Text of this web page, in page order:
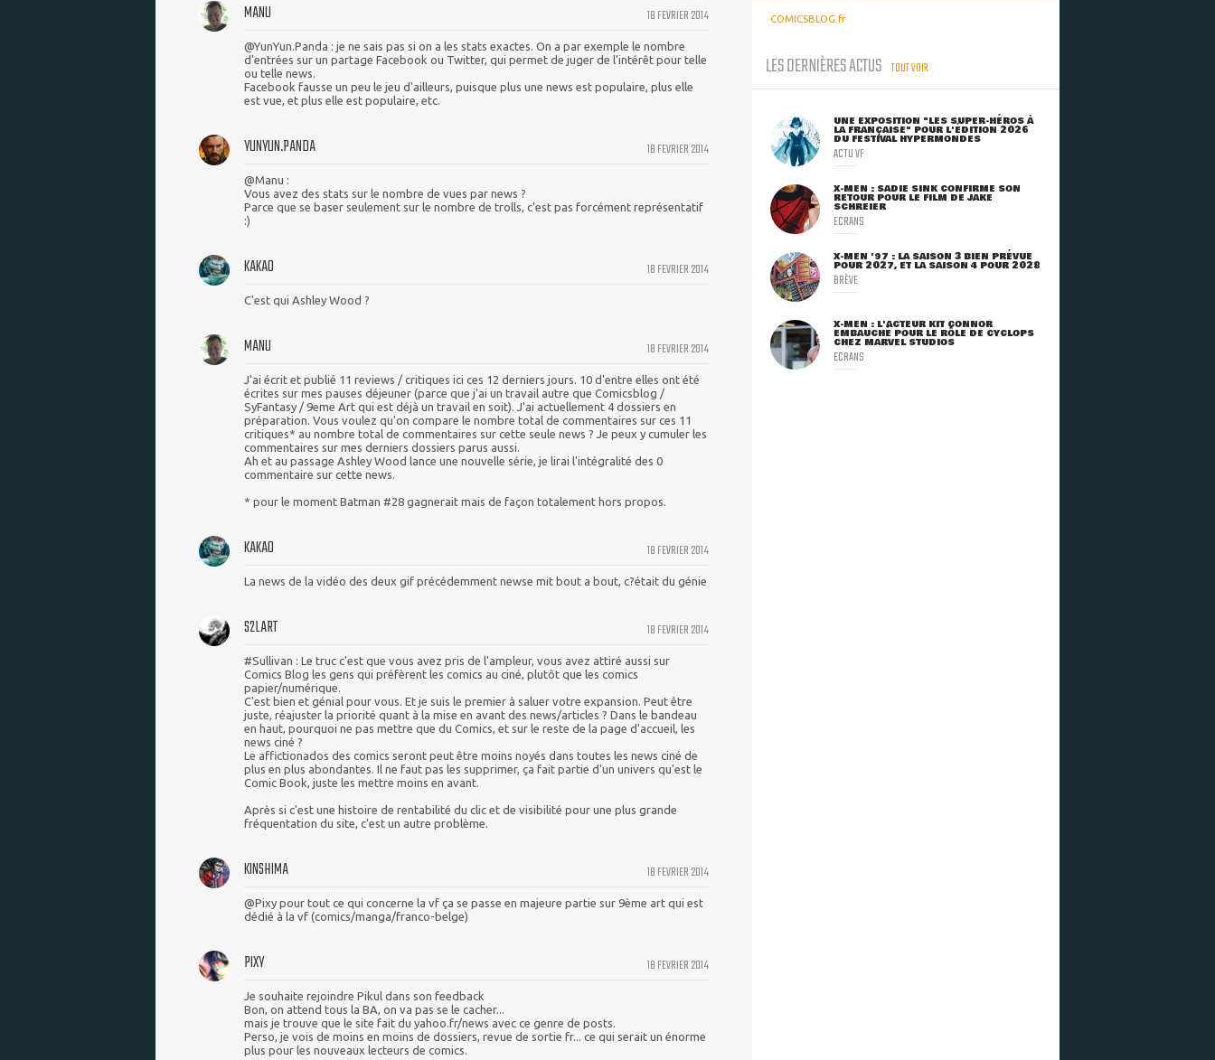
18 FEVRIER 2014
MANU
@YunYun.Panda : je ne sais pas si on a les stats exactes. On a par exemple le nombre
d'entrées sur un partage Facebook ou Twitter, qui permet de juger de l'intérêt pour telle
ou telle news.
Facebook fausse un peu le jeu d'ailleurs, puisque plus une news est populaire, plus elle
est vue, et plus elle est populaire, etc.
18 FEVRIER 2014
YUNYUN.PANDA
@Manu :
Vous avez des stats sur le nombre de vues par news ?
Parce que se baser seulement sur le nombre de trolls, c'est pas forcément représentatif
:)
18 FEVRIER 2014
KAKAO
C'est qui Ashley Wood ?
18 FEVRIER 2014
MANU
J'ai écrit et publié 11 reviews / critiques ici ces 12 derniers jours. 10 d'entre elles ont été
écrites sur mes pauses déjeuner (parce que j'ai un travail autre que Comicsblog /
SyFantasy / 9eme Art qui est déjà un travail en soit). J'ai actuellement 4 dossiers en
préparation. Vous voulez qu'on compare le nombre total de commentaires sur ces 11
critiques* au nombre total de commentaires sur cette seule news ? Je peux y cumuler les
commentaires sur mes derniers dossiers parus aussi.
Ah et au passage Ashley Wood lance une nouvelle série, je lirai l'intégralité des 0
commentaire sur cette news.
* pour le moment Batman #28 gagnerait mais de façon totalement hors propos.
18 FEVRIER 2014
KAKAO
La news de la vidéo des deux gif précédemment newse mit bout a bout, c?était du génie
18 FEVRIER 2014
S2LART
#Sullivan : Le truc c'est que vous avez pris de l'ampleur, vous avez attiré aussi sur
Comics Blog les gens qui préfèrent les comics au ciné, plutôt que les comics
papier/numérique.
C'est bien et génial pour vous. Et je suis le premier à saluer votre expansion. Peut être
juste, réajuster la priorité quant à la mise en avant des news/articles ? Dans le bandeau
en haut, pourquoi ne pas mettre que du Comics, et sur le reste de la page d'accueil, les
news ciné ?
Le affictionados des comics seront peut être moins noyés dans toutes les news ciné de
plus en plus abondantes. Il ne faut pas les supprimer, ça fait partie d'un univers qu'est le
Comic Book, juste les mettre moins en avant.
Après si c'est une histoire de rentabilité du clic et de visibilité pour une plus grande
fréquentation du site, c'est un autre problème.
18 FEVRIER 2014
KINSHIMA
@Pixy pour tout ce qui concerne la vf ça se passe en majeure partie sur 9ème art qui est
dédié à la vf (comics/manga/franco-belge)
18 FEVRIER 2014
PIXY
Je souhaite rejoindre Pikul dans son feedback
Bon, on attend tous la BA, on va pas se le cacher...
mais je trouve que le site fait du yahoo.fr/news avec ce genre de posts.
Perso, je vois de moins en moins de dossiers, revue de sortie fr... ce qui serait un énorme
plus pour les nouveaux lecteurs de comics.
COMICSBLOG.fr
LES DERNIÈRES ACTUS TOUT VOIR
UNE EXPOSITION "LES SUPER-HÉROS À
LA FRANÇAISE" POUR L'ÉDITION 2026
DU FESTIVAL HYPERMONDES
ACTU VF
X-MEN : SADIE SINK CONFIRME SON
RETOUR POUR LE FILM DE JAKE
SCHREIER
ECRANS
X-MEN '97 : LA SAISON 3 BIEN PRÉVUE
POUR 2027, ET LA SAISON 4 POUR 2028
BRÈVE
X-MEN : L'ACTEUR KIT CONNOR
EMBAUCHÉ POUR LE RÔLE DE CYCLOPS
CHEZ MARVEL STUDIOS
ECRANS